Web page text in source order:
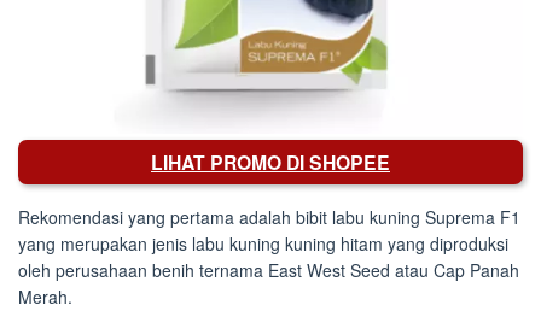
LIHAT PROMO DI SHOPEE
Rekomendasi yang pertama adalah bibit labu kuning Suprema F1
yang merupakan jenis labu kuning kuning hitam yang diproduksi
oleh perusahaan benih ternama East West Seed atau Cap Panah
Merah.